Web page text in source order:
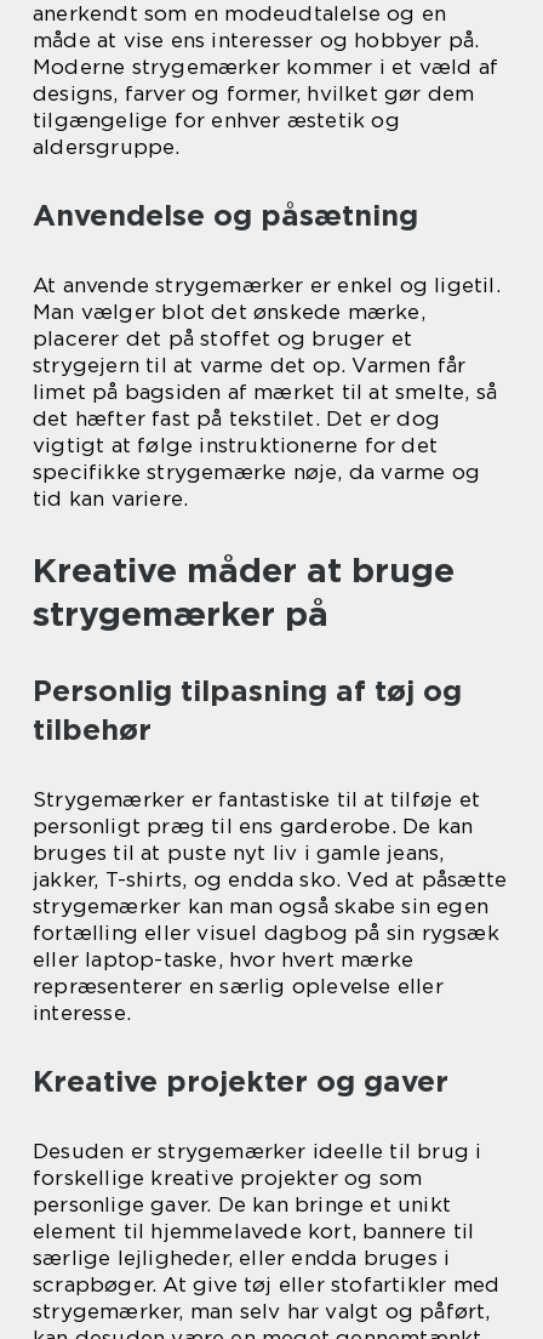
anerkendt som en modeudtalelse og en
måde at vise ens interesser og hobbyer på.
Moderne strygemærker kommer i et væld af
designs, farver og former, hvilket gør dem
tilgængelige for enhver æstetik og
aldersgruppe.
Anvendelse og påsætning
At anvende strygemærker er enkel og ligetil.
Man vælger blot det ønskede mærke,
placerer det på stoffet og bruger et
strygejern til at varme det op. Varmen får
limet på bagsiden af mærket til at smelte, så
det hæfter fast på tekstilet. Det er dog
vigtigt at følge instruktionerne for det
specifikke strygemærke nøje, da varme og
tid kan variere.
Kreative måder at bruge
strygemærker på
Personlig tilpasning af tøj og
tilbehør
Strygemærker er fantastiske til at tilføje et
personligt præg til ens garderobe. De kan
bruges til at puste nyt liv i gamle jeans,
jakker, T-shirts, og endda sko. Ved at påsætte
strygemærker kan man også skabe sin egen
fortælling eller visuel dagbog på sin rygsæk
eller laptop-taske, hvor hvert mærke
repræsenterer en særlig oplevelse eller
interesse.
Kreative projekter og gaver
Desuden er strygemærker ideelle til brug i
forskellige kreative projekter og som
personlige gaver. De kan bringe et unikt
element til hjemmelavede kort, bannere til
særlige lejligheder, eller endda bruges i
scrapbøger. At give tøj eller stofartikler med
strygemærker, man selv har valgt og påført,